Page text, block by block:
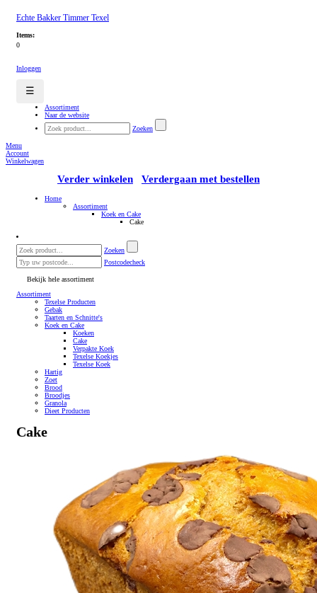
Echte Bakker Timmer Texel
Items:
0
Inloggen
☰
Assortiment
Naar de website
Zoeken
Menu
Account
Winkelwagen
Verder winkelen Verdergaan met bestellen
Home
Assortiment
Koek en Cake
Cake
Zoeken
Postcodecheck
Bekijk hele assortiment
Assortiment
Texelse Producten
Gebak
Taarten en Schnitte's
Koek en Cake
Koeken
Cake
Verpakte Koek
Texelse Koekjes
Texelse Koek
Hartig
Zoet
Brood
Broodjes
Granola
Dieet Producten
Cake